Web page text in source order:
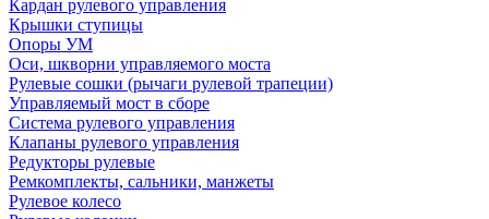
Кардан рулевого управления
Крышки ступицы
Опоры УМ
Оси, шкворни управляемого моста
Рулевые сошки (рычаги рулевой трапеции)
Управляемый мост в сборе
Система рулевого управления
Клапаны рулевого управления
Редукторы рулевые
Ремкомплекты, сальники, манжеты
Рулевое колесо